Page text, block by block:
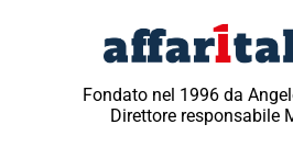
Fondato nel 1996 da
Direttore responsabile